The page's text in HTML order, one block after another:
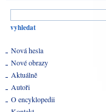
Nová hesla
Nové obrazy
Aktuálně
Autoři
O encyklopedii